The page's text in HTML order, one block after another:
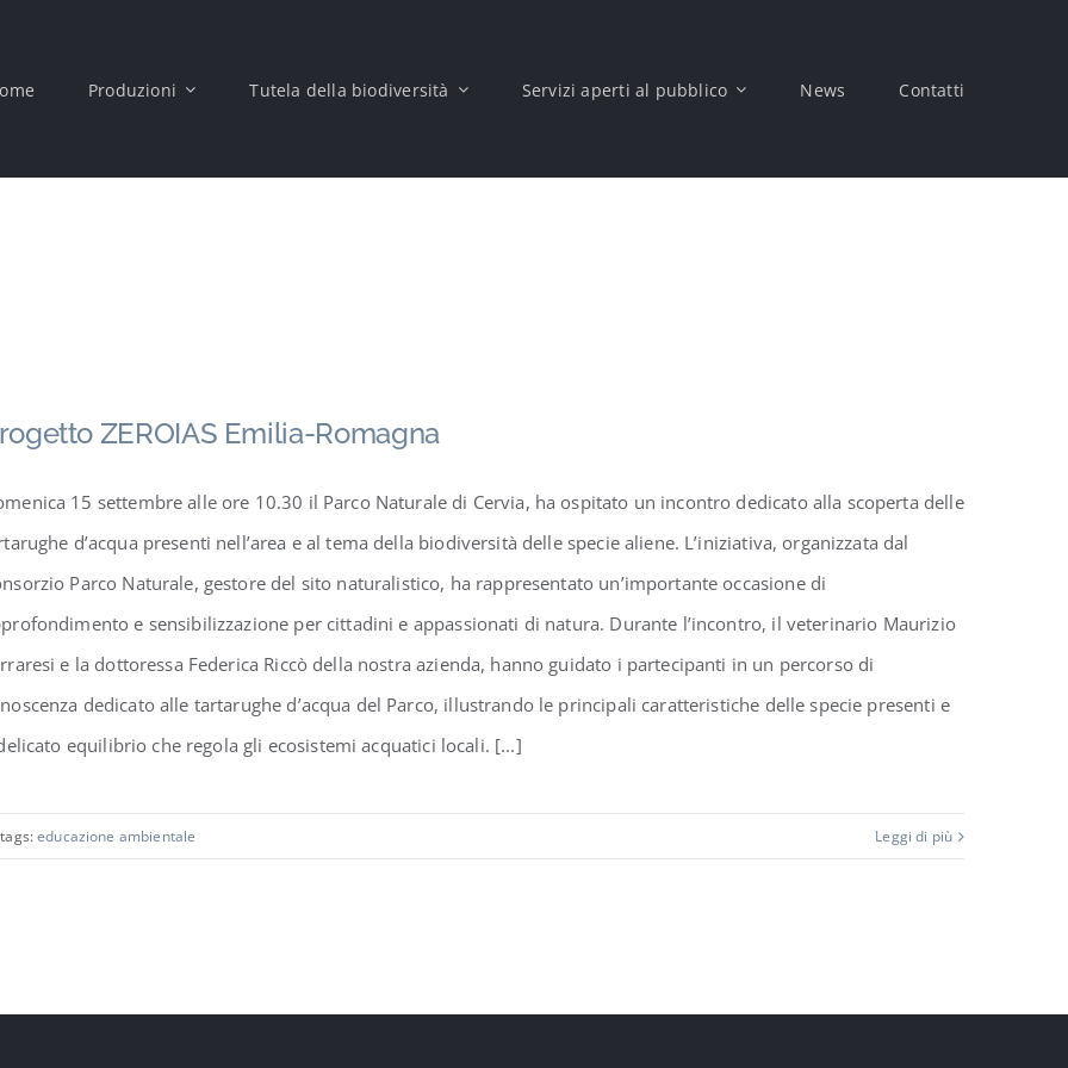
Produzioni Tutela della biodiversità Servizi aperti al pubblico News Contatti
ZEROIAS Emilia-Romagna
15 settembre alle ore 10.30 il Parco Naturale di Cervia, ha ospitato un incontro dedicato alla scoperta delle
d’acqua presenti nell’area e al tema della biodiversità delle specie aliene. L’iniziativa, organizzata dal
Parco Naturale, gestore del sito naturalistico, ha rappresentato un’importante occasione di
e sensibilizzazione per cittadini e appassionati di natura. Durante l’incontro, il veterinario Maurizio
e la dottoressa Federica Riccò della nostra azienda, hanno guidato i partecipanti in un percorso di
dedicato alle tartarughe d’acqua del Parco, illustrando le principali caratteristiche delle specie presenti e
equilibrio che regola gli ecosistemi acquatici locali. [...]
educazione ambientale Leggi di più